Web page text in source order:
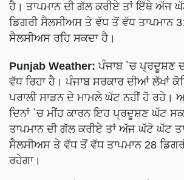
ਹੈ। ਤਾਪਮਾਨ ਦੀ ਗੱਲ ਕਰੀਏ ਤਾਂ ਇੱਥੇ ਅੱਜ
ਡਿਗਰੀ ਸੈਲਸੀਅਸ ਤੇ ਵੱਧ ਤੋਂ ਵੱਧ ਤਾਪਮਾਨ
ਸੈਲਸੀਅਸ ਰਹਿ ਸਕਦਾ ਹੈ।
Punjab Weather: ਪੰਜਾਬ `ਚ ਪ੍ਰਦੂਸ਼ਣ
ਵੱਧ ਰਿਹਾ ਹੈ। ਪੰਜਾਬ ਸਰਕਾਰ ਦੀਆਂ ਲੱਖਾਂ
ਪਰਾਲੀ ਸਾੜਨ ਦੇ ਮਾਮਲੇ ਘੱਟ ਨਹੀਂ ਹੋ ਰਹੇ।
ਦਿਨਾਂ `ਚ ਮੀਂਹ ਕਾਰਨ ਇਹ ਪ੍ਰਦੂਸ਼ਣ ਘੱਟ
ਤਾਪਮਾਨ ਦੀ ਗੱਲ ਕਰੀਏ ਤਾਂ ਅੱਜ ਘੱਟੋ ਘੱਟ
ਸੈਲਸੀਅਸ ਤੇ ਵੱਧ ਤੋਂ ਵੱਧ ਤਾਪਮਾਨ 28
ਰਹੇਗਾ।